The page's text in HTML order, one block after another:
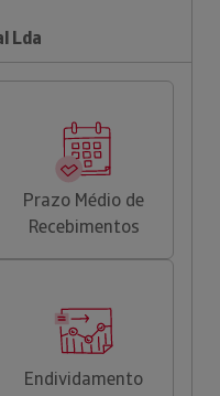
Lda
Prazo Médio de
Recebimentos
Endividamento